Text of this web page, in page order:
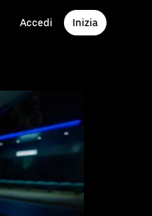
Accedi Inizia